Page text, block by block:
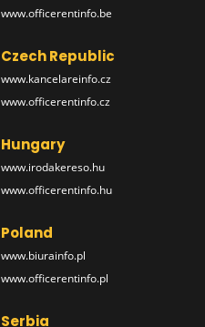
www.officerentinfo.be
Czech Republic
www.kancelareinfo.cz
www.officerentinfo.cz
Hungary
www.irodakereso.hu
www.officerentinfo.hu
Poland
www.biurainfo.pl
www.officerentinfo.pl
Serbia